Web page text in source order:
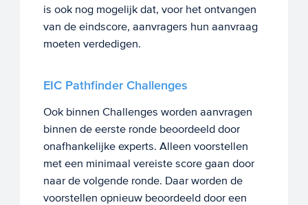
is ook nog mogelijk dat, voor het ontvangen
van de eindscore, aanvragers hun aanvraag
moeten verdedigen.
EIC Pathfinder Challenges
Ook binnen Challenges worden aanvragen
binnen de eerste ronde beoordeeld door
onafhankelijke experts. Alleen voorstellen
met een minimaal vereiste score gaan door
naar de volgende ronde. Daar worden de
voorstellen opnieuw beoordeeld door een